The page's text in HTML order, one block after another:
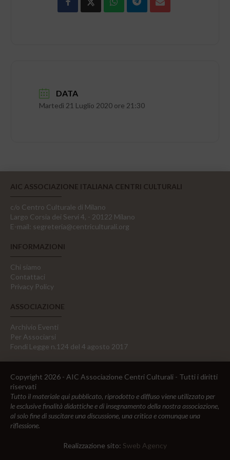
DATA
Martedì 21 Luglio 2020 ore 21:30
AIC ASSOCIAZIONE ITALIANA CENTRI CULTURALI
c/o Centro Culturale di Milano
Largo Corsia dei Servi 4, - 20122 Milano
E-mail: segreteria@centriculturali.org
INFORMAZIONI
Chi siamo
Contattaci
Privacy Policy
ASSOCIAZIONE
Archivio Eventi
Per Associarsi
Fondi Legge n.124 del 4 agosto 2017
Copyright 2026 - AIC Associazione Centri Culturali - Tutti i diritti
riservati
Tutto il materiale qui pubblicato, riprodotto e diffuso viene utilizzato per
le esclusive finalità didattiche e di insegnamento della nostra associazione,
al solo fine di suscitare una discussione, una critica e comunque una
riflessione.
Realizzazione sito: Sweb Agency